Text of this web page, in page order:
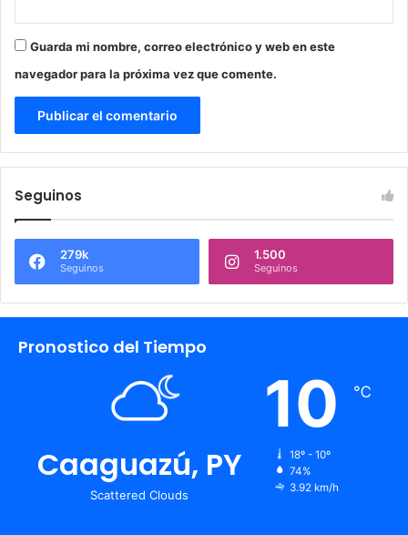
Guarda mi nombre, correo electrónico y web en este
navegador para la próxima vez que comente.
Seguinos
279k
Seguinos
1.500
Seguinos
Pronostico del Tiempo
Caaguazú, PY
Scattered Clouds
10 ℃
18º - 10º
74%
3.92 km/h